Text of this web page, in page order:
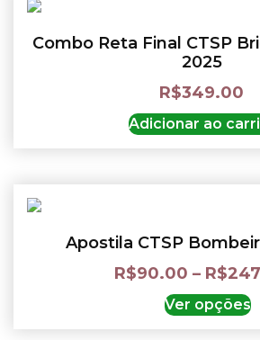
Combo Reta Final CTSP
2025
R$349.00
Adicionar ao
Apostila CTSP
R$90.00 – R$
Ver opções